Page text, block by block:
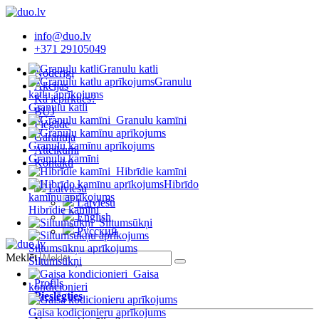
info@duo.lv
+371 29105049
Noderīgi
Akcijas
Kā iepirkties?
BUJ
Piegāde
Garantija
Atteikumi
Kontakti
Latviešu
Latviešu
English
Русский
Granulu katli
Granulu
katlu aprīkojums
Granulu katli
Granulu kamīni
Granulu kamīnu aprīkojums
Granulu kamīni
Hibrīdie kamīni
Hibrīdo
kamīnu aprīkojums
Hibrīdie kamīni
Siltumsūkņi
Siltumsūkņu aprīkojums
Siltumsūkņi
Gaisa
kondicionieri
Gaisa kodicionieru aprīkojums
Meklēt
Profils
Pieslēgties